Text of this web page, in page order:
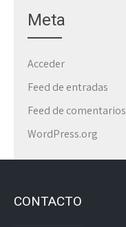
Meta
Acceder
Feed de entradas
Feed de comentarios
WordPress.org
CONTACTO